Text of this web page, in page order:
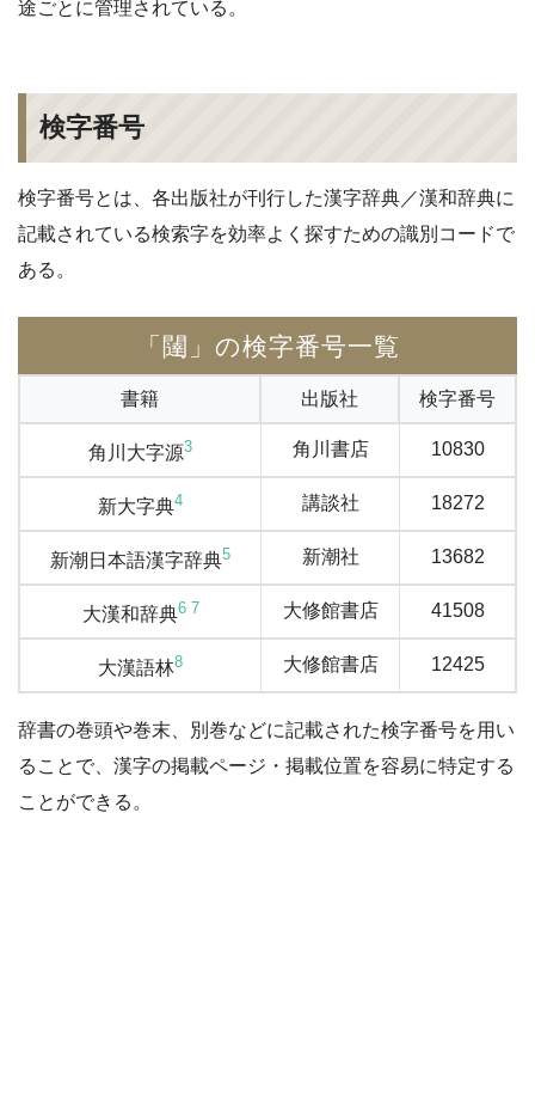
途ごとに管理されている。
検字番号
検字番号とは、各出版社が刊行した漢字辞典／漢和辞典に
記載されている検索字を効率よく探すための識別コードで
ある。
「闥」の検字番号一覧
書籍 出版社 検字番号
角川大字源3 角川書店 10830
新大字典4 講談社 18272
新潮日本語漢字辞典5 新潮社 13682
大漢和辞典6 7 大修館書店 41508
大漢語林8 大修館書店 12425
辞書の巻頭や巻末、別巻などに記載された検字番号を用い
ることで、漢字の掲載ページ・掲載位置を容易に特定する
ことができる。